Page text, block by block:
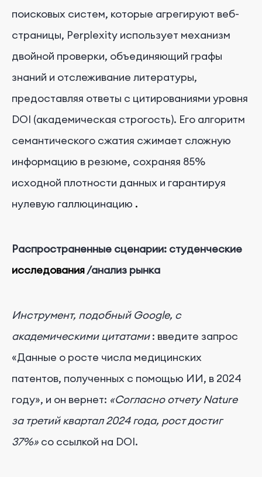
поисковых систем, которые агрегируют веб-
страницы, Perplexity использует механизм
двойной проверки, объединяющий графы
знаний и отслеживание литературы,
предоставляя ответы с цитированиями уровня
DOI (академическая строгость). Его алгоритм
семантического сжатия сжимает сложную
информацию в резюме, сохраняя 85%
исходной плотности данных и гарантируя
нулевую галлюцинацию .
Распространенные сценарии: студенческие
исследования/анализ рынка
Инструмент, подобный Google, с
академическими цитатами : введите запрос
«Данные о росте числа медицинских
патентов, полученных с помощью ИИ, в 2024
году», и он вернет: «Согласно отчету Nature
за третий квартал 2024 года, рост достиг
37%» со ссылкой на DOI.